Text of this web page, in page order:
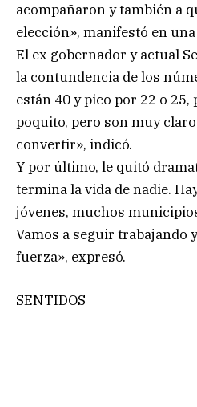
acompañaron y también a
elección», manifestó en
El ex gobernador y actual
la contundencia de los
están 40 y pico por 22 o
poquito, pero son muy
convertir», indicó.
Y por último, le quitó
termina la vida de nadie.
jóvenes, muchos
Vamos a seguir trabajando
fuerza», expresó.
SENTIDOS